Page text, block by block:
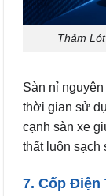
Thảm
Sàn nỉ
thời gian sử
cạnh sàn xe
thất luôn sạch
7. Cốp Điện